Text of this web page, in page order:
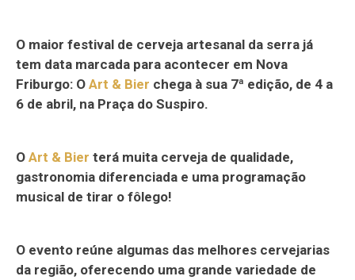
O maior festival de cerveja artesanal da serra já
tem data marcada para acontecer em Nova
Friburgo: O Art & Bier chega à sua 7ª edição, de 4 a
6 de abril, na Praça do Suspiro.
O Art & Bier terá muita cerveja de qualidade,
gastronomia diferenciada e uma programação
musical de tirar o fôlego!
O evento reúne algumas das melhores cervejarias
da região, oferecendo uma grande variedade de